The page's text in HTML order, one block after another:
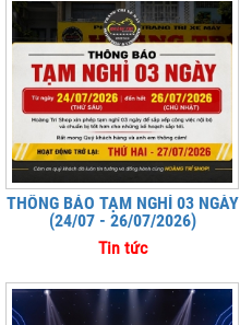
THÔNG BÁO TẠM NGHỈ 03 NGÀY
(24/07 - 26/07/2026)
Tin tức